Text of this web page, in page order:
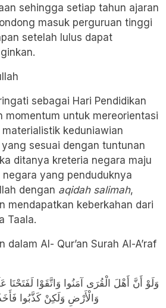
sehingga setiap tahun ajaran
masuk perguruan tinggi
setelah lulus dapat
sebagai Hari Pendidikan
momentum untuk mereorientasi
keduniawian
sesuai dengan tuntunan
ditanya kreteria negara maju
yang penduduknya
dengan aqidah salimah,
mendapatkan keberkahan dari
Taala.
dalam Al- Qur’an Surah Al-A’raf
وَلَوْ أَنَّ أَهْلَ الْقُرَى آمَنُوا وَاتَّقَوْا
وَالْأَرْضِ وَلَكِنْ كَذَّبُوا